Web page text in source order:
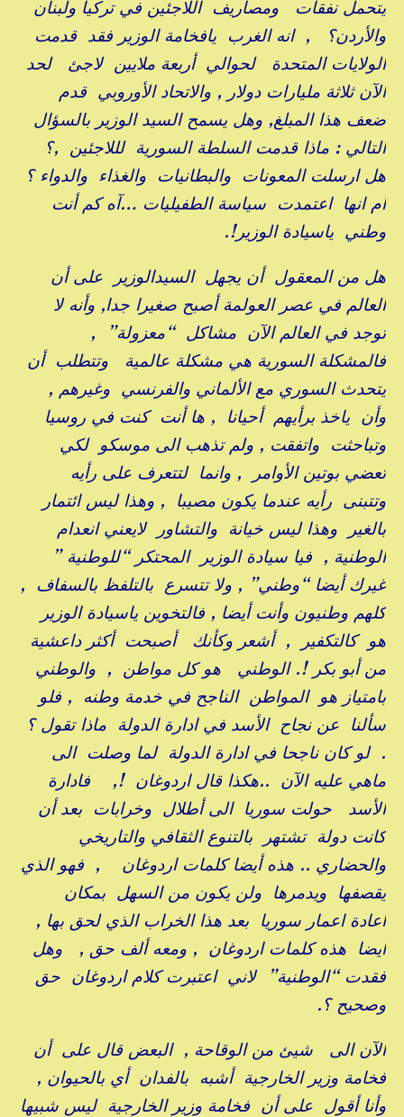
يتحمل نفقات ومصاريف اللاجئين في تركيا ولبنان
والأردن؟ , انه الغرب يافخامة الوزير فقد قدمت
الولايات المتحدة لحوالي أربعة ملايين لاجئ لحد
الآن ثلاثة مليارات دولار , والاتحاد الأوروبي قدم
ضعف هذا المبلغ, وهل يسمح السيد الوزير بالسؤال
التالي : ماذا قدمت السلطة السورية لللاجئين ,؟
هل ارسلت المعونات والبطانيات والغذاء والدواء ؟
أم انها اعتمدت سياسة الطفيليات …آه كم أنت
وطني ياسيادة الوزير!.
هل من المعقول أن يجهل السيدالوزير على أن
العالم في عصر العولمة أصبح صغيرا جدا, وأنه لا
توجد في العالم الآن مشاكل “معزولة” ,
فالمشكلة السورية هي مشكلة عالمية وتتطلب أن
يتحدث السوري مع الألماني والفرنسي وغيرهم ,
وأن ياخذ برأيهم أحيانا , ها أنت كنت في روسيا
وتباحثت واتفقت , ولم تذهب الى موسكو لكي
تعضي بوتين الأوامر , وانما لتتعرف على رأيه
وتتبنى رأيه عندما يكون مصيبا , وهذا ليس ائتمار
بالغير وهذا ليس خيانة والتشاور لايعني انعدام
الوطنية , فيا سيادة الوزير المحتكر “للوطنية ”
غيرك أيضا “وطني” , ولا تتسرع بالتلفظ بالسفاف ,
كلهم وطنيون وأنت أيضا , فالتخوين ياسيادة الوزير
هو كالتكفير , أشعر وكأنك أصبحت أكثر داعشية
من أبو بكر !. الوطني هو كل مواطن , والوطني
بامتياز هو المواطن الناجح في خدمة وطنه , فلو
سألنا عن نجاح الأسد في ادارة الدولة ماذا تقول ؟
. لو كان ناجحا في ادارة الدولة لما وصلت الى
ماهي عليه الآن ..هكذا قال اردوغان !, فادارة
الأسد حولت سوريا الى أطلال وخرابات بعد أن
كانت دولة تشتهر بالتنوع الثقافي والتاريخي
والحضاري .. هذه أيضا كلمات اردوغان , فهو الذي
يقصفها ويدمرها ولن يكون من السهل بمكان
اعادة اعمار سوريا بعد هذا الخراب الذي لحق بها ,
أيضا هذه كلمات اردوغان , ومعه ألف حق , وهل
فقدت “الوطنية” لاني اعتبرت كلام اردوغان حق
وصحيح ؟.
الآن الى شيئ من الوقاحة , البعض قال على أن
فخامة وزير الخارجية أشبه بالفدان أي بالحيوان ,
وأنا أقول على أن فخامة وزير الخارجية ليس شبيها